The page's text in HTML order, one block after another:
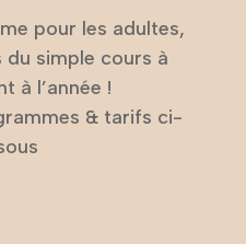
pour les adultes,
simple cours à
à l’année !
& tarifs ci-